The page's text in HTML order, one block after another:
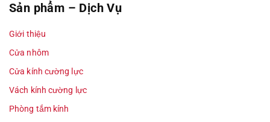
Sản phẩm – Dịch Vụ
Giới thiệu
Cửa nhôm
Cửa kính cường lực
Vách kính cường lực
Phòng tắm kính